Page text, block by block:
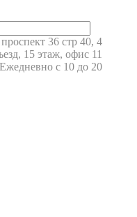
36 стр 40, 4
15 этаж, офис 11
Ежедневно с 10 до 20